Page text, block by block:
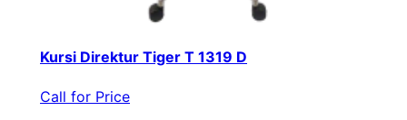
Kursi Direktur Tiger T 1319 D
Call for Price